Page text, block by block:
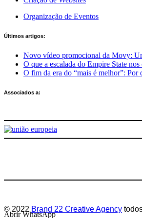
Organização de Eventos
Últimos artigos:
Novo vídeo promocional da Movy:
O que a escalada do Empire State
O fim da era do “mais é melhor”: Por
Associados a:
© 2022 Brand 22 Creative Agency
Abrir WhatsApp